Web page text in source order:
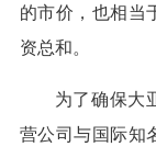
的市价，也相当
资总和。
为了确保大
营公司与国际知